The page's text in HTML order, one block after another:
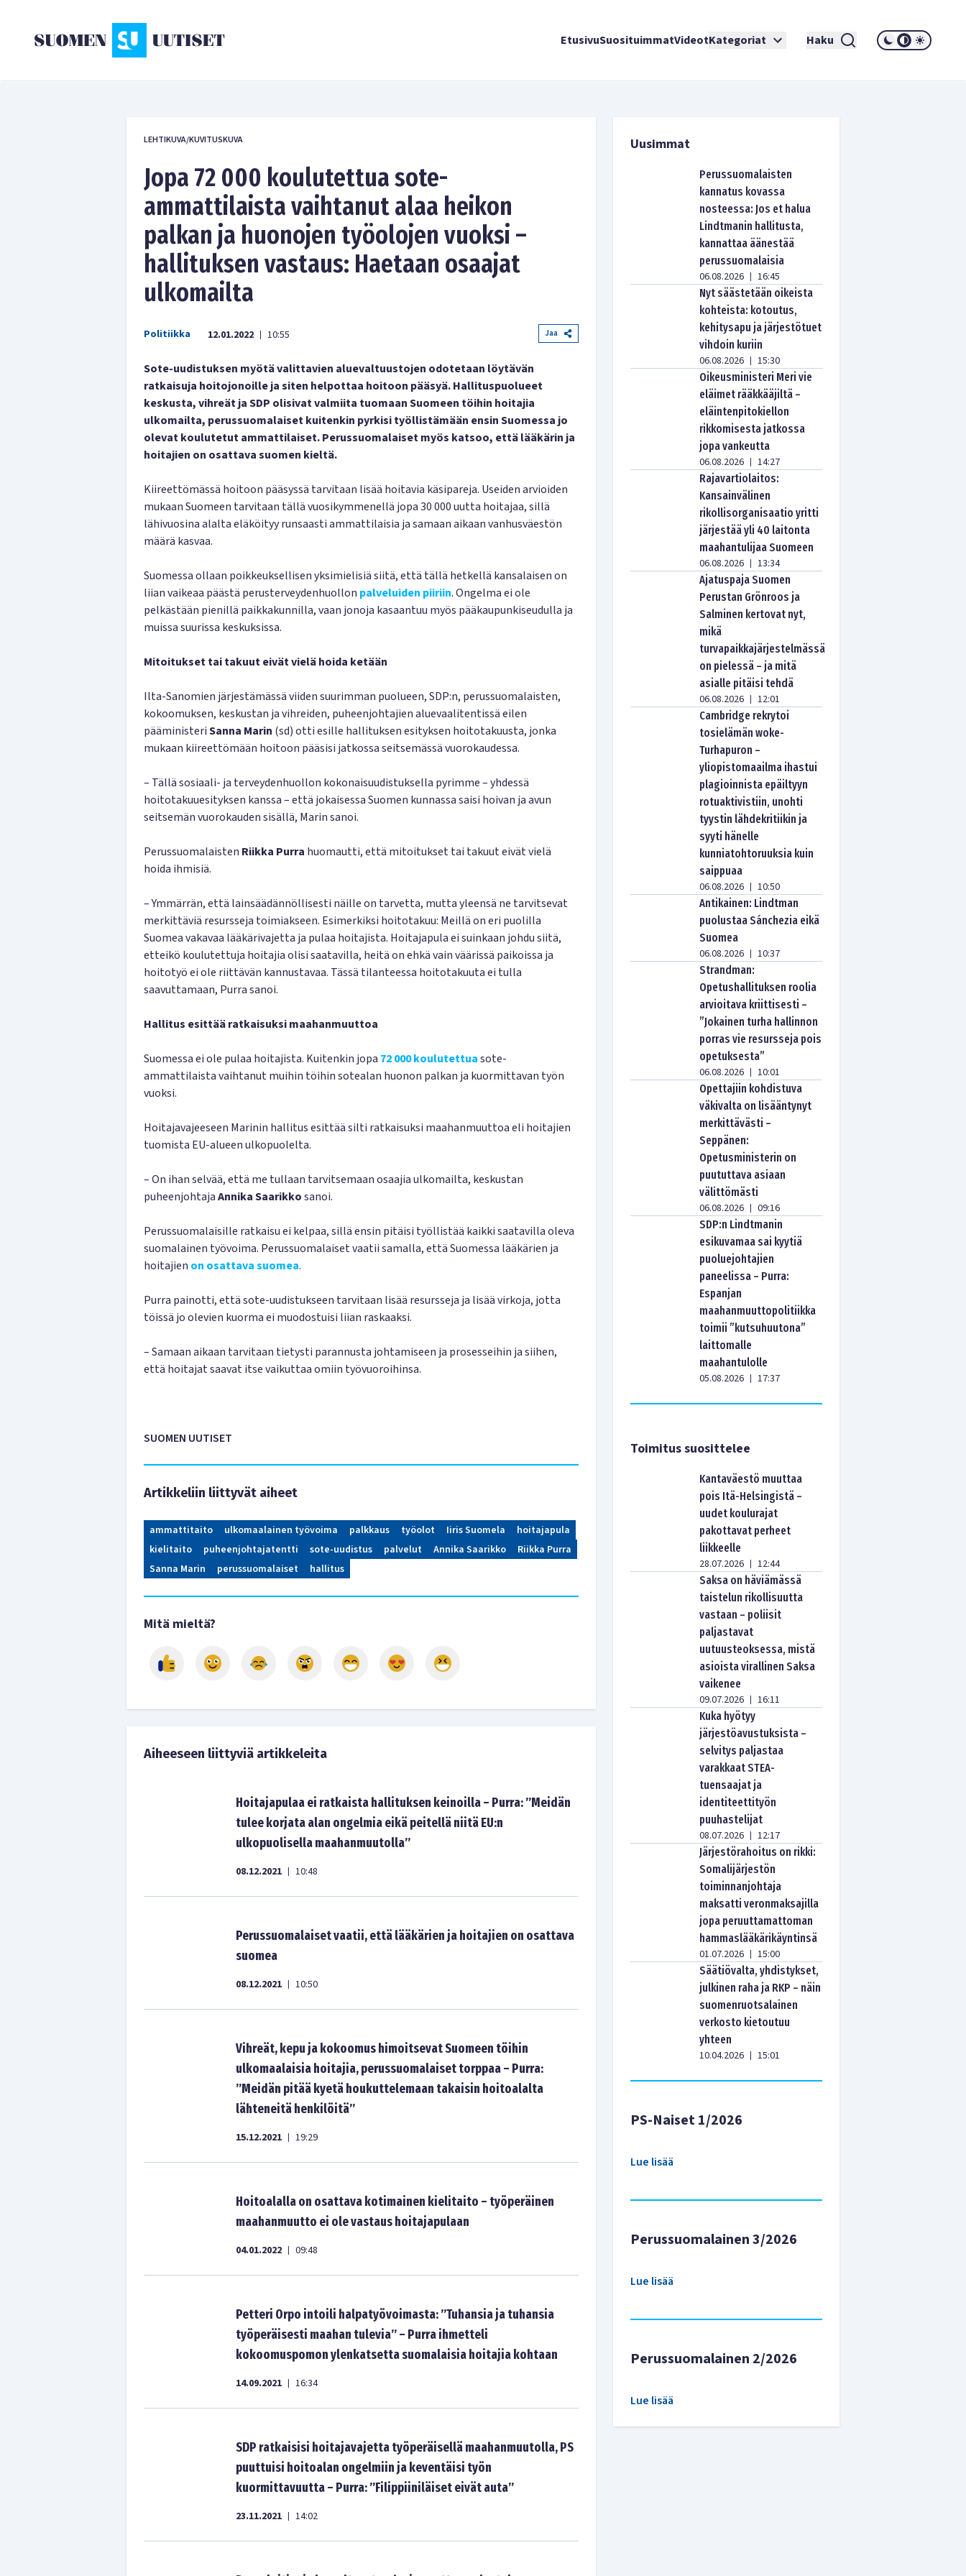
EtusivuSuosituimmatVideotKategoriat Haku
LEHTIKUVA/KUVITUSKUVA
Jopa 72 000 koulutettua sote-
ammattilaista vaihtanut alaa heikon
palkan ja huonojen työolojen vuoksi –
hallituksen vastaus: Haetaan osaajat
ulkomailta
Politiikka 12.01.2022 | 10:55 Jaa
Sote-uudistuksen myötä valittavien aluevaltuustojen odotetaan löytävän
ratkaisuja hoitojonoille ja siten helpottaa hoitoon pääsyä. Hallituspuolueet
keskusta, vihreät ja SDP olisivat valmiita tuomaan Suomeen töihin hoitajia
ulkomailta, perussuomalaiset kuitenkin pyrkisi työllistämään ensin Suomessa jo
olevat koulutetut ammattilaiset. Perussuomalaiset myös katsoo, että lääkärin ja
hoitajien on osattava suomen kieltä.
Kiireettömässä hoitoon pääsyssä tarvitaan lisää hoitavia käsipareja. Useiden arvioiden
mukaan Suomeen tarvitaan tällä vuosikymmenellä jopa 30 000 uutta hoitajaa, sillä
lähivuosina alalta eläköityy runsaasti ammattilaisia ja samaan aikaan vanhusväestön
määrä kasvaa.
Suomessa ollaan poikkeuksellisen yksimielisiä siitä, että tällä hetkellä kansalaisen on
liian vaikeaa päästä perusterveydenhuollon palveluiden piiriin. Ongelma ei ole
pelkästään pienillä paikkakunnilla, vaan jonoja kasaantuu myös pääkaupunkiseudulla ja
muissa suurissa keskuksissa.
Mitoitukset tai takuut eivät vielä hoida ketään
Ilta-Sanomien järjestämässä viiden suurimman puolueen, SDP:n, perussuomalaisten,
kokoomuksen, keskustan ja vihreiden, puheenjohtajien aluevaalitentissä eilen
pääministeriSanna Marin (sd) otti esille hallituksen esityksen hoitotakuusta, jonka
mukaan kiireettömään hoitoon pääsisi jatkossa seitsemässä vuorokaudessa.
– Tällä sosiaali- ja terveydenhuollon kokonaisuudistuksella pyrimme – yhdessä
hoitotakuuesityksen kanssa – että jokaisessa Suomen kunnassa saisi hoivan ja avun
seitsemän vuorokauden sisällä, Marin sanoi.
Perussuomalaisten Riikka Purra huomautti, että mitoitukset tai takuut eivät vielä
hoida ihmisiä.
– Ymmärrän, että lainsäädännöllisesti näille on tarvetta, mutta yleensä ne tarvitsevat
merkittäviä resursseja toimiakseen. Esimerkiksi hoitotakuu: Meillä on eri puolilla
Suomea vakavaa lääkärivajetta ja pulaa hoitajista. Hoitajapula ei suinkaan johdu siitä,
etteikö koulutettuja hoitajia olisi saatavilla, heitä on ehkä vain väärissä paikoissa ja
hoitotyö ei ole riittävän kannustavaa. Tässä tilanteessa hoitotakuuta ei tulla
saavuttamaan, Purra sanoi.
Hallitus esittää ratkaisuksi maahanmuuttoa
Suomessa ei ole pulaa hoitajista. Kuitenkin jopa 72 000 koulutettuasote-
ammattilaista vaihtanut muihin töihin sotealan huonon palkan ja kuormittavan työn
vuoksi.
Hoitajavajeeseen Marinin hallitus esittää silti ratkaisuksi maahanmuuttoa eli hoitajien
tuomista EU-alueen ulkopuolelta.
– On ihan selvää, että me tullaan tarvitsemaan osaajia ulkomailta, keskustan
puheenjohtajaAnnika Saarikkosanoi.
Perussuomalaisille ratkaisu ei kelpaa, sillä ensin pitäisi työllistää kaikki saatavilla oleva
suomalainen työvoima. Perussuomalaiset vaatii samalla, että Suomessa lääkärien ja
hoitajien on osattava suomea.
Purra painotti, että sote-uudistukseen tarvitaan lisää resursseja ja lisää virkoja, jotta
töissä jo olevien kuorma ei muodostuisi liian raskaaksi.
– Samaan aikaan tarvitaan tietysti parannusta johtamiseen ja prosesseihin ja siihen,
että hoitajat saavat itse vaikuttaa omiin työvuoroihinsa.
SUOMEN UUTISET
Artikkeliin liittyvät aiheet
ammattitaito ulkomaalainen työvoima palkkaus työolot Iiris Suomela
hoitajapula
kielitaito
puheenjohtajatentti sote-uudistus palvelut Annika Saarikko
Riikka Purra
Sanna Marin
perussuomalaiset hallitus
Mitä mieltä?
Aiheeseen liittyviä artikkeleita
Hoitajapulaa ei ratkaista hallituksen keinoilla – Purra: ”Meidän
tulee korjata alan ongelmia eikä peitellä niitä EU:n
ulkopuolisella maahanmuutolla”
08.12.2021 | 10:48
Perussuomalaiset vaatii, että lääkärien ja hoitajien on osattava
suomea
08.12.2021 | 10:50
Vihreät, kepu ja kokoomus himoitsevat Suomeen töihin
ulkomaalaisia hoitajia, perussuomalaiset torppaa – Purra:
”Meidän pitää kyetä houkuttelemaan takaisin hoitoalalta
lähteneitä henkilöitä”
15.12.2021 | 19:29
Hoitoalalla on osattava kotimainen kielitaito – työperäinen
maahanmuutto ei ole vastaus hoitajapulaan
04.01.2022 | 09:48
Petteri Orpo intoili halpatyövoimasta: ”Tuhansia ja tuhansia
työperäisesti maahan tulevia” – Purra ihmetteli
kokoomuspomon ylenkatsetta suomalaisia hoitajia kohtaan
14.09.2021 | 16:34
SDP ratkaisisi hoitajavajetta työperäisellä maahanmuutolla, PS
puuttuisi hoitoalan ongelmiin ja keventäisi työn
kuormittavuutta – Purra: ”Filippiiniläiset eivät auta”
23.11.2021 | 14:02
Uusimmat
Perussuomalaisten
kannatus kovassa
nosteessa: Jos et halua
Lindtmanin hallitusta,
kannattaa äänestää
perussuomalaisia
06.08.2026 | 16:45
Nyt säästetään oikeista
kohteista: kotoutus,
kehitysapu ja järjestötuet
vihdoin kuriin
06.08.2026 | 15:30
Oikeusministeri Meri vie
eläimet rääkkääjiltä –
eläintenpitokiellon
rikkomisesta jatkossa
jopa vankeutta
06.08.2026 | 14:27
Rajavartiolaitos:
Kansainvälinen
rikollisorganisaatio yritti
järjestää yli 40 laitonta
maahantulijaa Suomeen
06.08.2026 | 13:34
Ajatuspaja Suomen
Perustan Grönroos ja
Salminen kertovat nyt,
mikä
turvapaikkajärjestelmässä
on pielessä – ja mitä
asialle pitäisi tehdä
06.08.2026 | 12:01
Cambridge rekrytoi
tosielämän woke-
Turhapuron –
yliopistomaailma ihastui
plagioinnista epäiltyyn
rotuaktivistiin, unohti
tyystin lähdekritiikin ja
syyti hänelle
kunniatohtoruuksia kuin
saippuaa
06.08.2026 | 10:50
Antikainen: Lindtman
puolustaa Sánchezia eikä
Suomea
06.08.2026 | 10:37
Strandman:
Opetushallituksen roolia
arvioitava kriittisesti –
”Jokainen turha hallinnon
porras vie resursseja pois
opetuksesta”
06.08.2026 | 10:01
Opettajiin kohdistuva
väkivalta on lisääntynyt
merkittävästi –
Seppänen:
Opetusministerin on
puututtava asiaan
välittömästi
06.08.2026 | 09:16
SDP:n Lindtmanin
esikuvamaa sai kyytiä
puoluejohtajien
paneelissa – Purra:
Espanjan
maahanmuuttopolitiikka
toimii ”kutsuhuutona”
laittomalle
maahantulolle
05.08.2026 | 17:37
Toimitus suosittelee
Kantaväestö muuttaa
pois Itä-Helsingistä –
uudet koulurajat
pakottavat perheet
liikkeelle
28.07.2026 | 12:44
Saksa on häviämässä
taistelun rikollisuutta
vastaan – poliisit
paljastavat
uutuusteoksessa, mistä
asioista virallinen Saksa
vaikenee
09.07.2026 | 16:11
Kuka hyötyy
järjestöavustuksista –
selvitys paljastaa
varakkaat STEA-
tuensaajat ja
identiteettityön
puuhastelijat
08.07.2026 | 12:17
Järjestörahoitus on rikki:
Somalijärjestön
toiminnanjohtaja
maksatti veronmaksajilla
jopa peruuttamattoman
hammaslääkärikäyntinsä
01.07.2026 | 15:00
Säätiövalta, yhdistykset,
julkinen raha ja RKP – näin
suomenruotsalainen
verkosto kietoutuu
yhteen
10.04.2026 | 15:01
PS-Naiset 1/2026
Lue lisää
Perussuomalainen 3/2026
Lue lisää
Perussuomalainen 2/2026
Lue lisää